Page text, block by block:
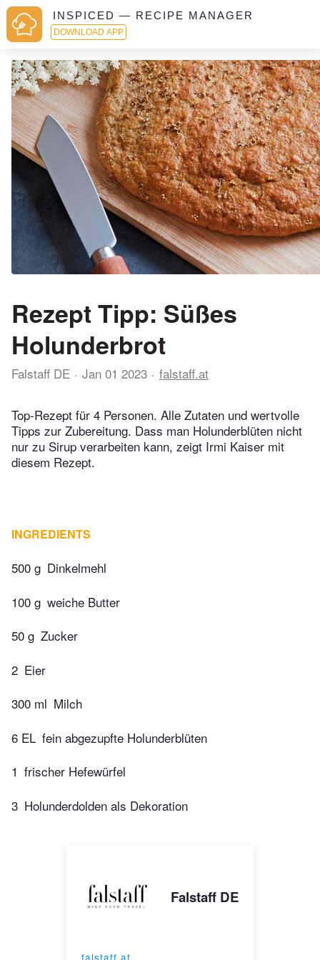
INSPICED — RECIPE MANAGER
DOWNLOAD APP
Rezept Tipp: Süßes
Holunderbrot
Falstaff DE Jan 01 2023 falstaff.at
Top-Rezept für 4 Personen. Alle Zutaten und wertvolle
Tipps zur Zubereitung. Dass man Holunderblüten nicht
nur zu Sirup verarbeiten kann, zeigt Irmi Kaiser mit
diesem Rezept.
INGREDIENTS
500 g Dinkelmehl
100 g weiche Butter
50 g Zucker
2 Eier
300 ml Milch
6 EL fein abgezupfte Holunderblüten
1 frischer Hefewürfel
3 Holunderdolden als Dekoration
Falstaff DE
falstaff.at